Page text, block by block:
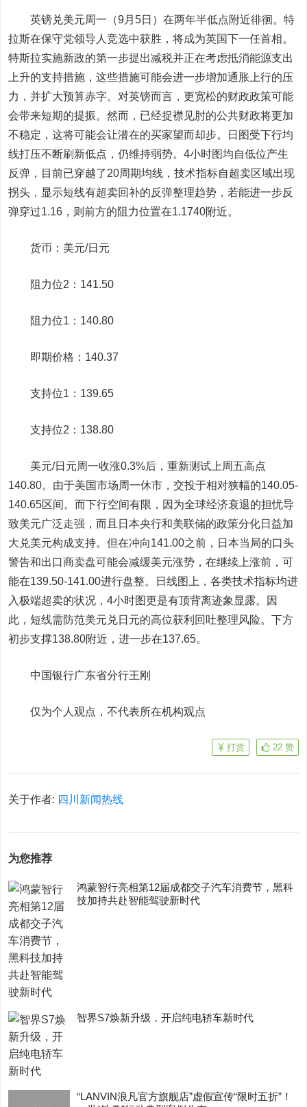
英镑兑美元周一（9月5日）在两年半低点附近徘徊。特
拉斯在保守党领导人竞选中获胜，将成为英国下一任首相。
特斯拉实施新政的第一步提出减税并正在考虑抵消能源支出
上升的支持措施，这些措施可能会进一步增加通胀上行的压
力，并扩大预算赤字。对英镑而言，更宽松的财政政策可能
会带来短期的提振。然而，已经捉襟见肘的公共财政将更加
不稳定，这将可能会让潜在的买家望而却步。日图受下行均
线打压不断刷新低点，仍维持弱势。4小时图均自低位产生
反弹，目前已穿越了20周期均线，技术指标自超卖区域出现
拐头，显示短线有超卖回补的反弹整理趋势，若能进一步反
弹穿过1.16，则前方的阻力位置在1.1740附近。
货币：美元/日元
阻力位2：141.50
阻力位1：140.80
即期价格：140.37
支持位1：139.65
支持位2：138.80
美元/日元周一收涨0.3%后，重新测试上周五高点
140.80。由于美国市场周一休市，交投于相对狭幅的140.05-
140.65区间。而下行空间有限，因为全球经济衰退的担忧导
致美元广泛走强，而且日本央行和美联储的政策分化日益加
大兑美元构成支持。但在冲向141.00之前，日本当局的口头
警告和出口商卖盘可能会减缓美元涨势，在继续上涨前，可
能在139.50-141.00进行盘整。日线图上，各类技术指标均进
入极端超卖的状况，4小时图更是有顶背离迹象显露。因
此，短线需防范美元兑日元的高位获利回吐整理风险。下方
初步支撑138.80附近，进一步在137.65。
中国银行广东省分行王刚
仅为个人观点，不代表所在机构观点
22 赞
打赏
关于作者: 四川新闻热线
为您推荐
鸿蒙智行亮相第12届成都交子汽车消费节，黑科
技加持共赴智能驾驶新时代
智界S7焕新升级，开启纯电轿车新时代
“LANVIN浪凡官方旗舰店”虚假宣传“限时五折”！